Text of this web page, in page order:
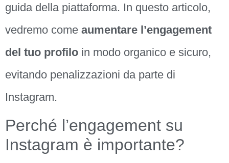
guida della piattaforma. In questo articolo,
vedremo come aumentare l’engagement
del tuo profilo in modo organico e sicuro,
evitando penalizzazioni da parte di
Instagram.
Perché l’engagement su
Instagram è importante?